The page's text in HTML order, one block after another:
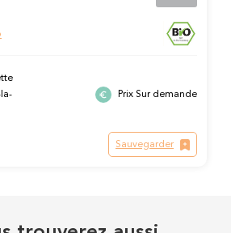
Prix Sur demande
Sauvegarder